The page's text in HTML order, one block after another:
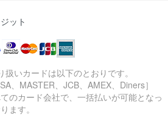
ット
扱いカードは以下のとおりです。
、MASTER、JCB、AMEX、Diners］
のカード会社で、一括払いが可能となっ
ます。